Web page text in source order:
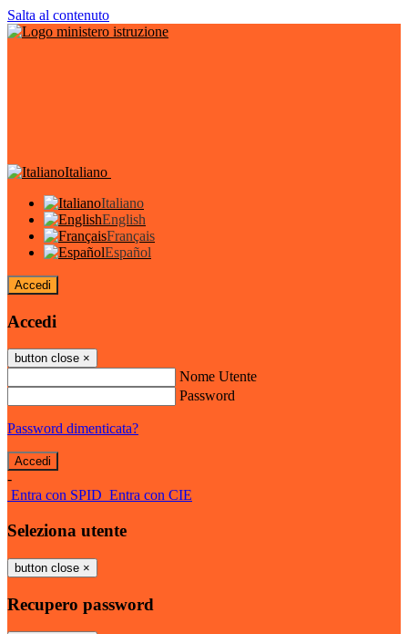
Salta al contenuto
Italiano
Italiano
English
Français
Español
Accedi
Accedi
button close ×
Nome Utente
Password
Password dimenticata?
-
Entra con SPID Entra con CIE
Seleziona utente
button close ×
Recupero password